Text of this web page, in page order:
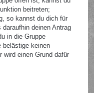
beitreten;
so kannst du dich für
deinen Antrag
in die Gruppe
belästige keinen
wird einen Grund dafür